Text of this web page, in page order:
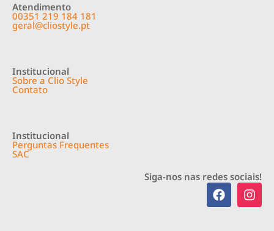
Atendimento
00351 219 184 181
geral@cliostyle.pt
Institucional
Sobre a Clio Style
Contato
Institucional
Perguntas Frequentes
SAC
Siga-nos nas redes sociais!